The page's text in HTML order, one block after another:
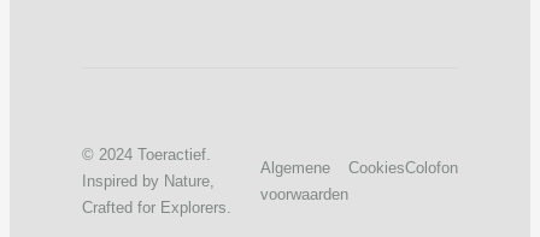
© 2024 Toeractief.
Inspired by Nature,
Crafted for Explorers.
Algemene
voorwaarden
CookiesColofon